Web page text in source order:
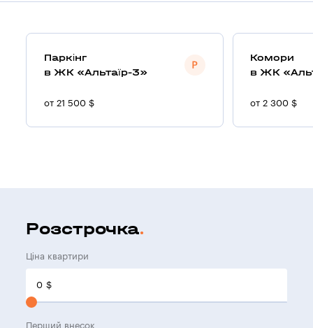
Паркінг
в ЖК «Альтаїр-3»
от 21 500 $
Комори
в ЖК
от 2 300 $
Розстрочка
Ціна квартири
0 $
Перший внесок